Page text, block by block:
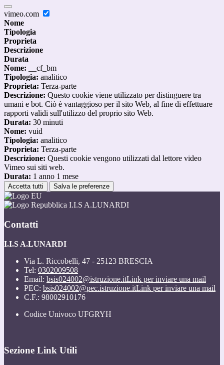
vimeo.com
Nome
Tipologia
Proprieta
Descrizione
Durata
Nome: __cf_bm
Tipologia: analitico
Proprieta: Terza-parte
Descrizione: Questo cookie viene utilizzato per distinguere tra
umani e bot. Ciò è vantaggioso per il sito Web, al fine di effettuare
rapporti validi sull'utilizzo del proprio sito Web.
Durata: 30 minuti
Nome: vuid
Tipologia: analitico
Proprieta: Terza-parte
Descrizione: Questi cookie vengono utilizzati dal lettore video
Vimeo sui siti web.
Durata: 1 anno 1 mese
Accetta tutti Salva le preferenze
I.I.S A.LUNARDI
Contatti
I.I.S A.LUNARDI
Via L. Riccobelli, 47 - 25123 BRESCIA
Tel: 0302009508
Email: bsis024002@istruzione.itLink per inviare una mail
PEC: bsis024002@pec.istruzione.itLink per inviare una mail
C.F.: 98002910176
Codice Univoco UFGRYH
Sezione Link Utili